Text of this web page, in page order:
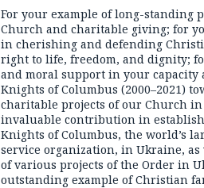
For your example of long-standing
Church and charitable giving; for
in cherishing and defending
right to life, freedom, and dignity;
and moral support in your capacity
Knights of Columbus (2000–2021)
charitable projects of our Church
invaluable contribution in
Knights of Columbus, the world’s
service organization, in Ukraine,
of various projects of the Order in
outstanding example of Christian